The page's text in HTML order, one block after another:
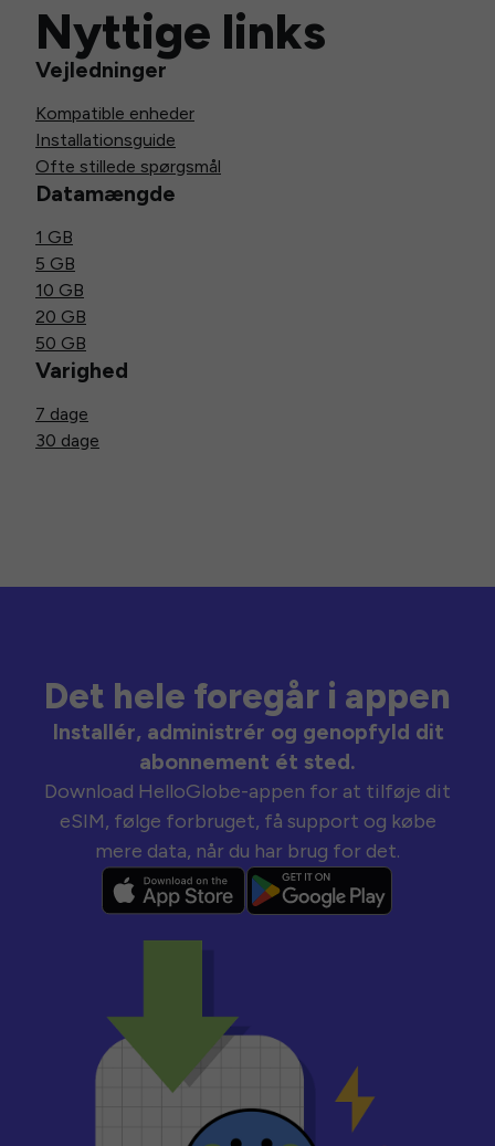
Nyttige links
Vejledninger
Kompatible enheder
Installationsguide
Ofte stillede spørgsmål
Datamængde
1 GB
5 GB
10 GB
20 GB
50 GB
Varighed
7 dage
30 dage
Det hele foregår i appen
Installér, administrér og genopfyld dit
abonnement ét sted.
Download HelloGlobe-appen for at tilføje dit
eSIM, følge forbruget, få support og købe
mere data, når du har brug for det.